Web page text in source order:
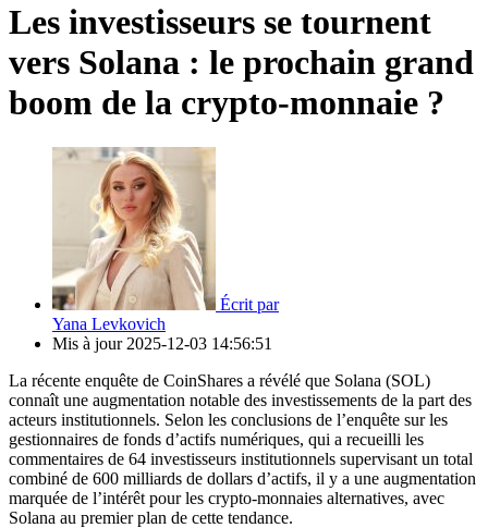
Les investisseurs se tournent
vers Solana : le prochain grand
boom de la crypto-monnaie ?
Écrit par
Yana Levkovich
Mis à jour 2025-12-03 14:56:51
La récente enquête de CoinShares a révélé que Solana (SOL)
connaît une augmentation notable des investissements de la part des
acteurs institutionnels. Selon les conclusions de l’enquête sur les
gestionnaires de fonds d’actifs numériques, qui a recueilli les
commentaires de 64 investisseurs institutionnels supervisant un total
combiné de 600 milliards de dollars d’actifs, il y a une augmentation
marquée de l’intérêt pour les crypto-monnaies alternatives, avec
Solana au premier plan de cette tendance.